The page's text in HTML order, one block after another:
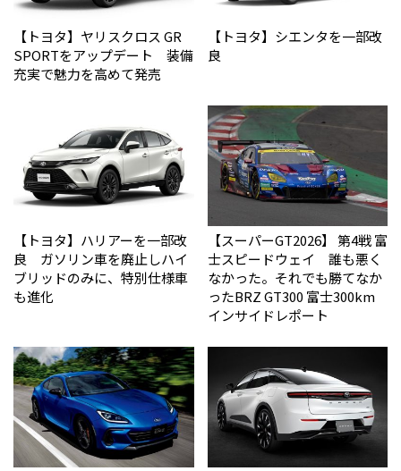
【トヨタ】ヤリスクロス GR
SPORTをアップデート 装備
充実で魅力を高めて発売
【トヨタ】シエンタを一部改
良
【トヨタ】ハリアーを一部改
良 ガソリン車を廃止しハイ
ブリッドのみに、特別仕様車
も進化
【スーパーGT2026】 第4戦 富
士スピードウェイ 誰も悪く
なかった。それでも勝てなか
った――BRZ GT300 富士300km
インサイドレポート